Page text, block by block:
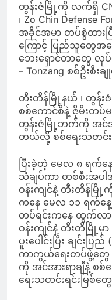
တွန်းဇံမြို့ကို လက်ရှိ CNA
၊ Zo Chin
အခိုင်အမာ တပ်စွဲထာ
ကြောင့် ပြည်သူတွေအန
ဘေးရှောင်တာတွေ လု
– Tonzang စစ်ဦးစီး
တီးတိန်မြို့နယ် ၊ တွန်း
စစ်ကောင်စီနဲ့ ဇိုမီးတပ်
တွန်းဇံမြို့ဘက်ကို အင်အာ
တယ်လို့ စစ်ရေးသတင်း
ပြီးခဲ့တဲ့ မေလ ၈ ရ
သံချပ်ကာ တစ်စီးအပါ
ဝန်းကျင်နဲ့ တီးတိန်မြို့
ကနေ မေလ ၁၁ ရက်န
တပ်ရင်းကနေ ထွက်လ
ဝန်းကျင်နဲ့ တီးတိမြို့မှ
ပူးပေါင်းပြီး ချင်းပြ
ကာကွယ်ရေးတပ်ဖွဲ့တွေ
ကို အင်အားရာချီနဲ့ စ
ရေးသတင်းရင်းမြစ်တွ